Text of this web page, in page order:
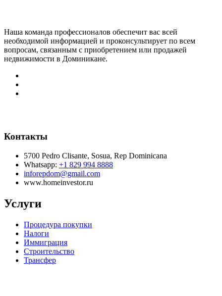
Наша команда профессионалов обеспечит вас всей
необходимой информацией и проконсультирует по всем
вопросам, связанным с приобретением или продажей
недвижимости в Доминикане.
Контакты
5700 Pedro Clisante, Sosua, Rep Dominicana
Whatsapp: +1 829 994 8888
inforepdom@gmail.com
www.homeinvestor.ru
Услуги
Процедура покупки
Налоги
Иммиграция
Строительство
Трансфер